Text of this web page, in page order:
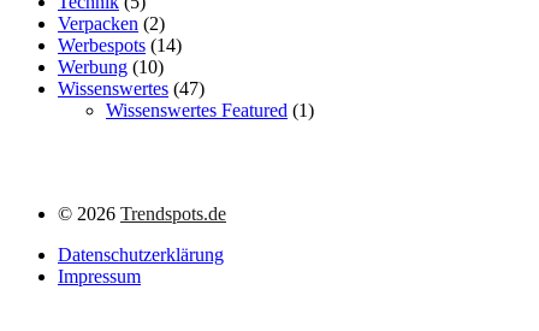
Verpacken (2)
Werbespots (14)
Werbung (10)
Wissenswertes (47)
Wissenswertes Featured (1)
© 2026 Trendspots.de
Datenschutzerklärung
Impressum